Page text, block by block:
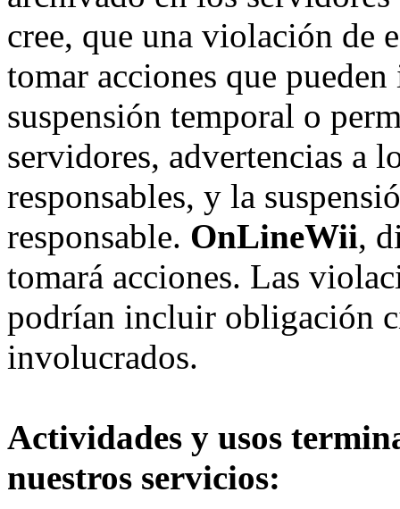
cree, que una violación de
tomar acciones que
suspensión temporal o
servidores, advertencias a
responsables, y la
responsable. OnLineWii,
tomará acciones. Las
podrían incluir obligación
involucrados.
Actividades y usos
nuestros servicios: